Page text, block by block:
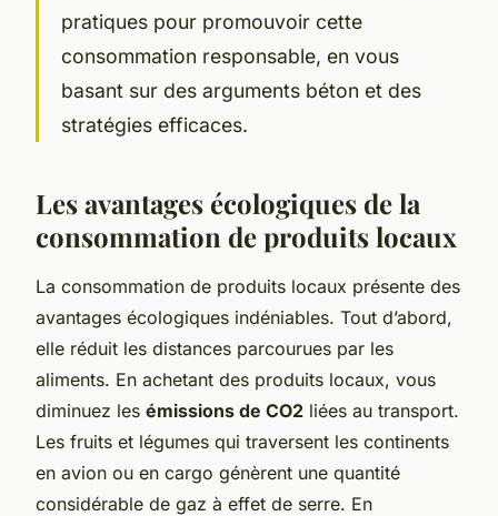
pratiques pour promouvoir cette
consommation responsable, en vous
basant sur des arguments béton et des
stratégies efficaces.
Les avantages écologiques de la
consommation de produits locaux
La consommation de produits locaux présente des
avantages écologiques indéniables. Tout d’abord,
elle réduit les distances parcourues par les
aliments. En achetant des produits locaux, vous
diminuez les émissions de CO2 liées au transport.
Les fruits et légumes qui traversent les continents
en avion ou en cargo génèrent une quantité
considérable de gaz à effet de serre. En